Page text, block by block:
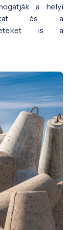
a helyi
és a
is a